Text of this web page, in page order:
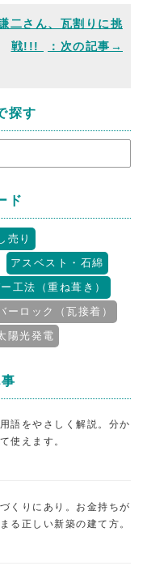
二さん、瓦割りに挑
戦!!!
探す
ド
売り
アスベスト・石綿
工法（重ね葺き）
ーロック（瓦接着）
陽光発電
語をやさしく解説。分か
使えます。
くりにあり。お金持ちが
る正しい新築の建て方。